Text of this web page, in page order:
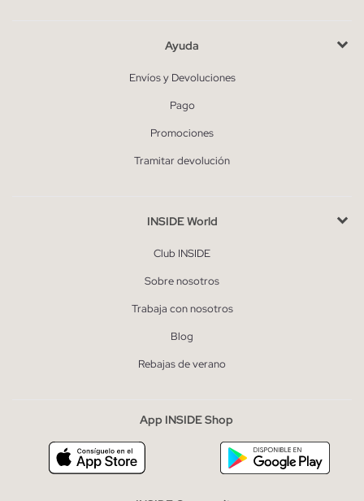
Ayuda
Envíos y Devoluciones
Pago
Promociones
Tramitar devolución
INSIDE World
Club INSIDE
Sobre nosotros
Trabaja con nosotros
Blog
Rebajas de verano
App INSIDE Shop